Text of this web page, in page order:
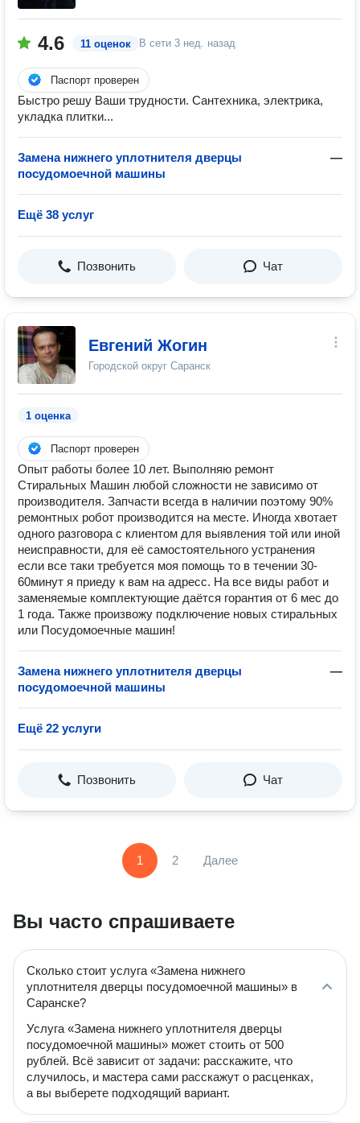
4.6 11 оценок В сети 3 нед. назад
Паспорт проверен
Быстро решу Ваши трудности. Сантехника, электрика,
укладка плитки...
Замена нижнего уплотнителя дверцы
посудомоечной машины
—
Ещё 38 услуг
Позвонить Чат
Евгений Жогин
Городской округ Саранск
1 оценка
Паспорт проверен
Опыт работы более 10 лет. Выполняю ремонт
Стиральных Машин любой сложности не зависимо от
производителя. Запчасти всегда в наличии поэтому 90%
ремонтных робот производится на месте. Иногда хвотает
одного разговора с клиентом для выявления той или иной
неисправности, для её самостоятельного устранения
если все таки требуется моя помощь то в течении 30-
60минут я приеду к вам на адресс. На все виды работ и
заменяемые комплектующие даётся горантия от 6 мес до
1 года. Также произвожу подключение новых стиральных
или Посудомоечные машин!
Замена нижнего уплотнителя дверцы
посудомоечной машины
—
Ещё 22 услуги
Позвонить Чат
1 2 Далее
Вы часто спрашиваете
Сколько стоит услуга «Замена нижнего
уплотнителя дверцы посудомоечной машины» в
Саранске?
Услуга «Замена нижнего уплотнителя дверцы
посудомоечной машины» может стоить от 500
рублей. Всё зависит от задачи: расскажите, что
случилось, и мастера сами расскажут о расценках,
а вы выберете подходящий вариант.